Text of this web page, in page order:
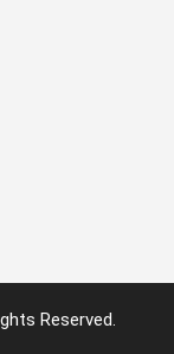
Reserved.